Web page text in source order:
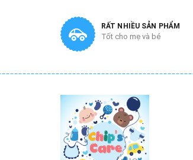
RẤT NHIỀU SẢN PHẨM
Tốt cho mẹ và bé